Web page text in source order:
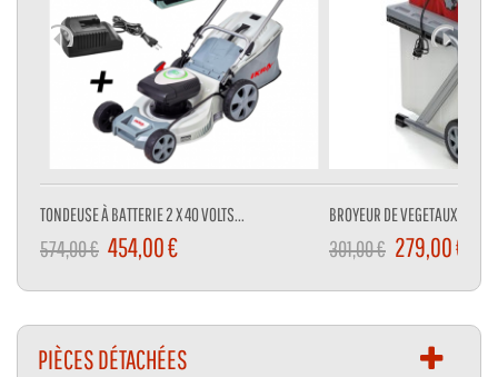
TONDEUSE À BATTERIE 2 X 40 VOLTS...
574,00 € 454,00 €
BROYEUR DE VEGETAUX 3000
301,00 € 279,00 €
PIÈCES DÉTACHÉES